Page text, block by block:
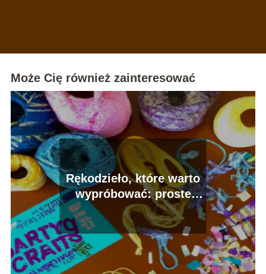
Może Cię również zainteresować
Rękodzieło, które warto
wypróbować: proste
projekty na start